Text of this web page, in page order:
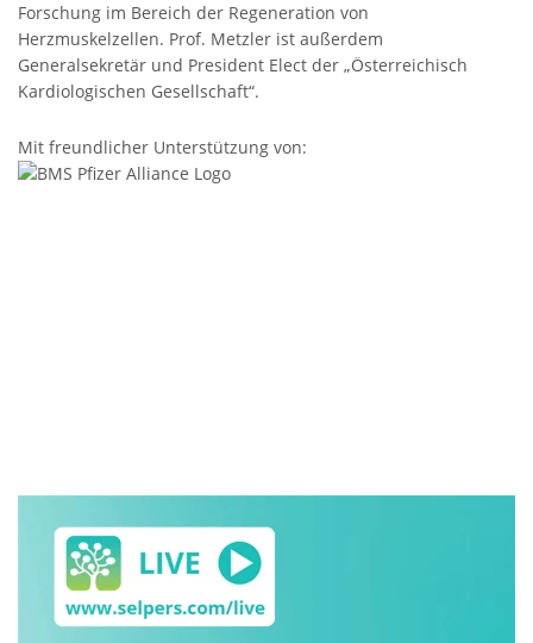
Forschung im Bereich der Regeneration von
Herzmuskelzellen. Prof. Metzler ist außerdem
Generalsekretär und President Elect der „Österreichisch
Kardiologischen Gesellschaft“.
Mit freundlicher Unterstützung von: